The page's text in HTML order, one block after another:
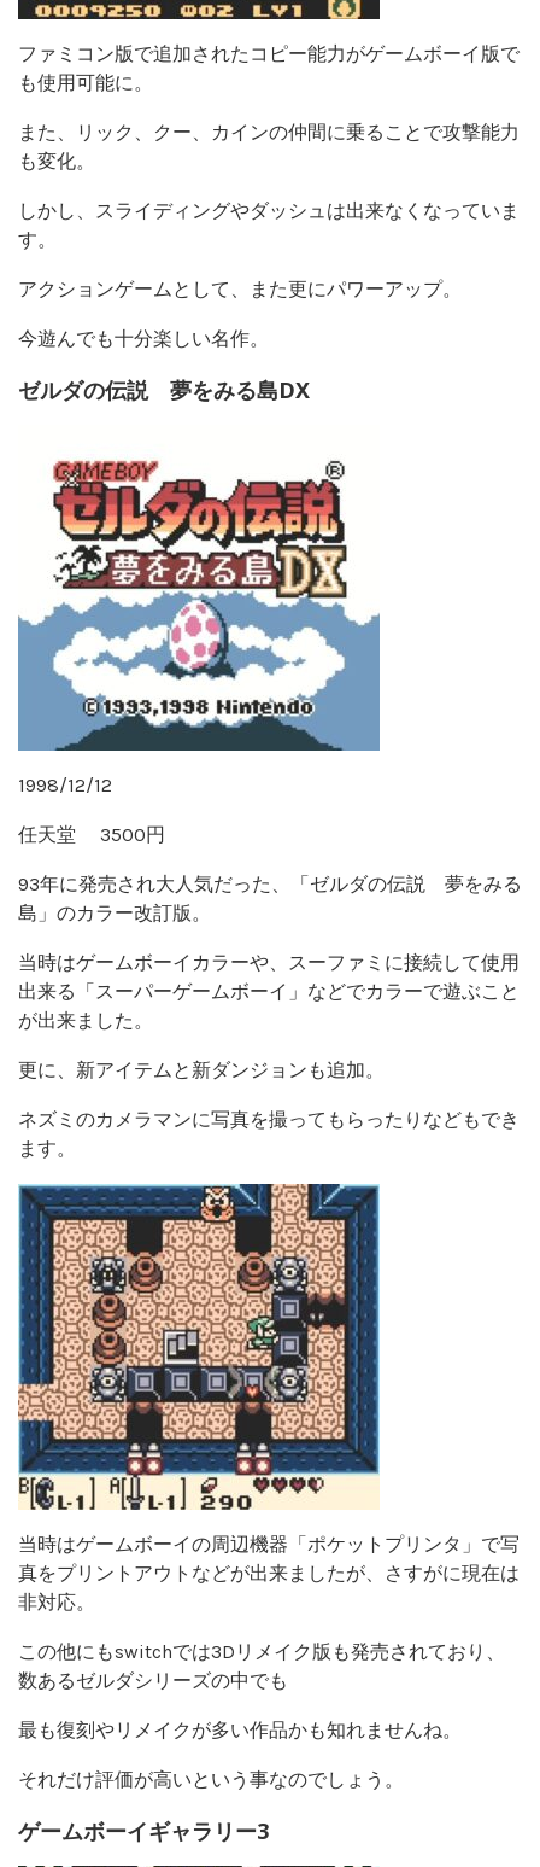
ファミコン版で追加されたコピー能力がゲームボーイ版で
も使用可能に。
また、リック、クー、カインの仲間に乗ることで攻撃能力
も変化。
しかし、スライディングやダッシュは出来なくなっていま
す。
アクションゲームとして、また更にパワーアップ。
今遊んでも十分楽しい名作。
ゼルダの伝説 夢をみる島DX
1998/12/12
任天堂 3500円
93年に発売され大人気だった、「ゼルダの伝説 夢をみる
島」のカラー改訂版。
当時はゲームボーイカラーや、スーファミに接続して使用
出来る「スーパーゲームボーイ」などでカラーで遊ぶこと
が出来ました。
更に、新アイテムと新ダンジョンも追加。
ネズミのカメラマンに写真を撮ってもらったりなどもでき
ます。
当時はゲームボーイの周辺機器「ポケットプリンタ」で写
真をプリントアウトなどが出来ましたが、さすがに現在は
非対応。
この他にもswitchでは3Dリメイク版も発売されており、
数あるゼルダシリーズの中でも
最も復刻やリメイクが多い作品かも知れませんね。
それだけ評価が高いという事なのでしょう。
ゲームボーイギャラリー3